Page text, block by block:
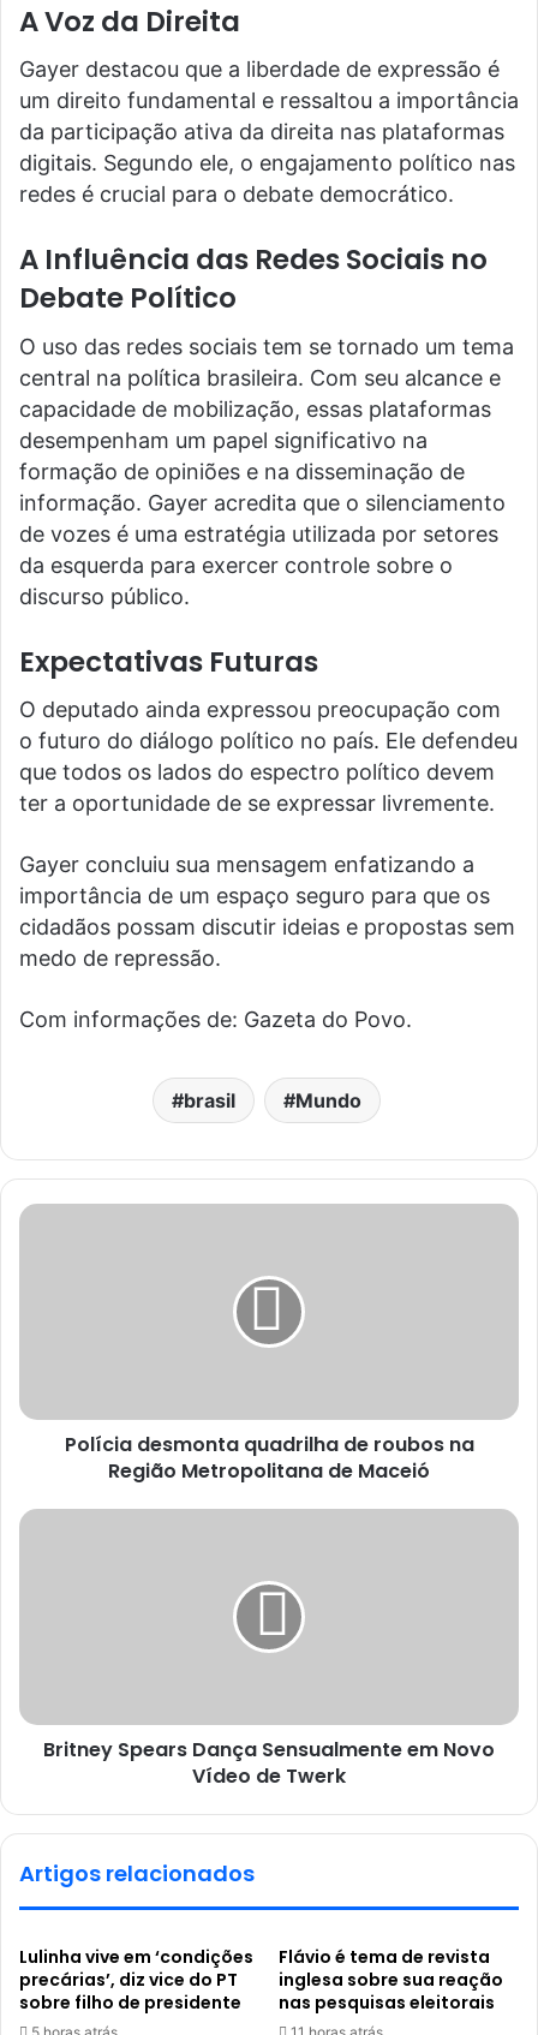
A Voz da Direita
Gayer destacou que a liberdade de expressão é
um direito fundamental e ressaltou a importância
da participação ativa da direita nas plataformas
digitais. Segundo ele, o engajamento político nas
redes é crucial para o debate democrático.
A Influência das Redes Sociais no
Debate Político
O uso das redes sociais tem se tornado um tema
central na política brasileira. Com seu alcance e
capacidade de mobilização, essas plataformas
desempenham um papel significativo na
formação de opiniões e na disseminação de
informação. Gayer acredita que o silenciamento
de vozes é uma estratégia utilizada por setores
da esquerda para exercer controle sobre o
discurso público.
Expectativas Futuras
O deputado ainda expressou preocupação com
o futuro do diálogo político no país. Ele defendeu
que todos os lados do espectro político devem
ter a oportunidade de se expressar livremente.
Gayer concluiu sua mensagem enfatizando a
importância de um espaço seguro para que os
cidadãos possam discutir ideias e propostas sem
medo de repressão.
Com informações de: Gazeta do Povo.
brasil Mundo
Polícia desmonta quadrilha de roubos na
Região Metropolitana de Maceió
Britney Spears Dança Sensualmente em Novo
Vídeo de Twerk
Artigos relacionados
Lulinha vive em ‘condições
precárias’, diz vice do PT
sobre filho de presidente
Flávio é tema de revista
inglesa sobre sua reação
nas pesquisas eleitorais